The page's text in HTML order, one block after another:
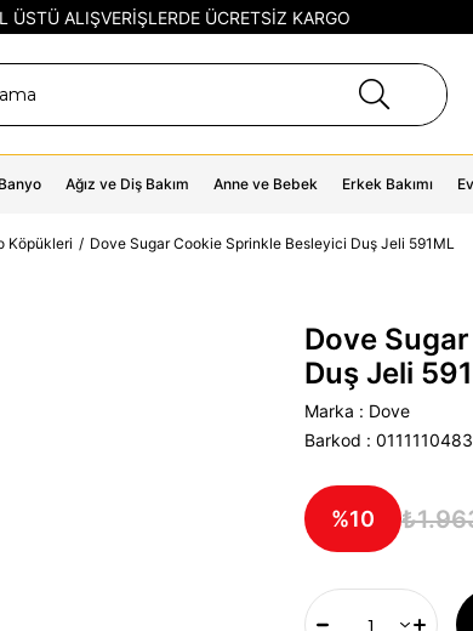
ÜSTÜ ALIŞVERİŞLERDE ÜCRETSİZ KARGO
Ağız ve Diş Bakım Anne ve Bebek Erkek Bakımı
Köpükleri Dove Sugar Cookie Sprinkle Besleyici Duş Jeli 591ML
Dove
Duş Jeli
Marka : Dove
Barkod :
10